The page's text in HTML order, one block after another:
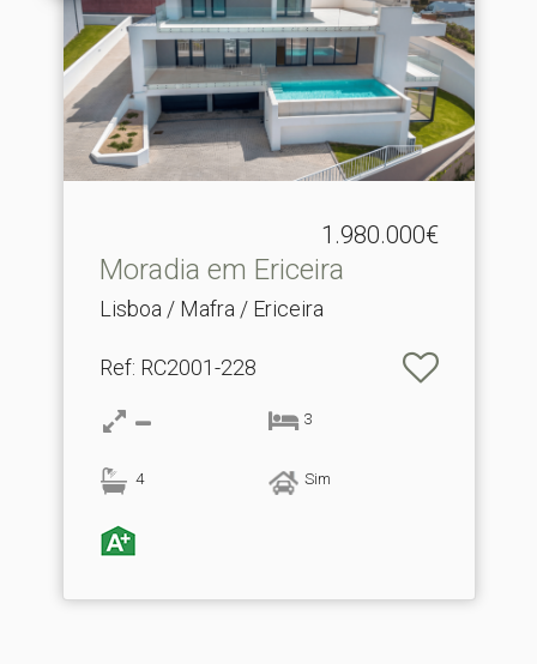
1.980.000€
Moradia em Ericeira
Lisboa / Mafra / Ericeira
Ref: RC2001-228
3
4 Sim